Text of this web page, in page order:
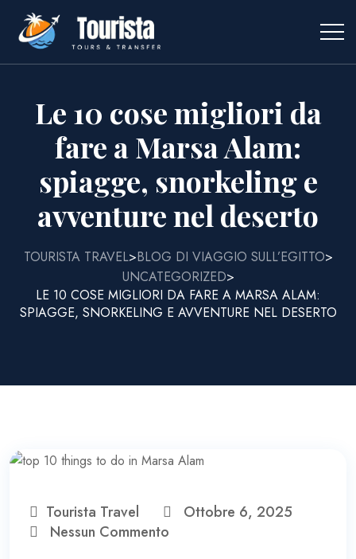
Le 10 cose migliori da
fare a Marsa Alam:
spiagge, snorkeling e
avventure nel deserto
TOURISTA TRAVEL>BLOG DI VIAGGIO SULL’EGITTO>
UNCATEGORIZED>
LE 10 COSE MIGLIORI DA FARE A MARSA ALAM:
SPIAGGE, SNORKELING E AVVENTURE NEL DESERTO
Tourista Travel
Ottobre 6, 2025
Nessun Commento